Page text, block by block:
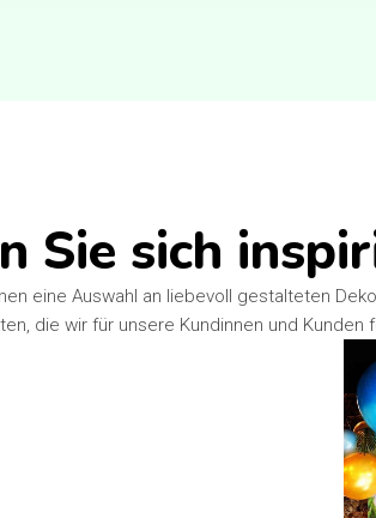
Sie sich
eine Auswahl an liebevoll gestalteten
die wir für unsere Kundinnen und Kunden